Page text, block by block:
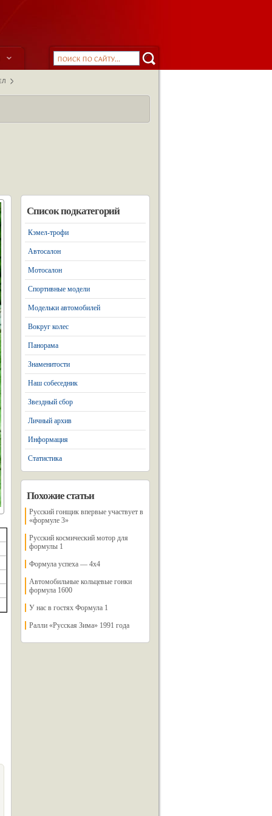
Список подкатегорий
Кэмел-трофи
Автосалон
Мотосалон
Спортивные модели
Модельки автомобилей
Вокруг колес
Панорама
Знаменитости
Наш собеседник
Звездный сбор
Личный архив
Информация
Статистика
Похожие статьи
Русский гонщик впервые участвует в
«формуле 3»
Русский космический мотор для
формулы 1
Формула успеха — 4х4
Автомобильные кольцевые гонки
формула 1600
У нас в гостях Формула 1
Ралли «Русская Зима» 1991 года